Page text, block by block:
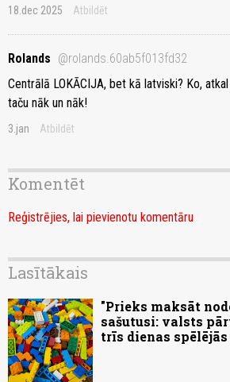
18.dec 2025 Atbildēt
Rolands @rolands.60ab5f013fd32
Centrālā LOKĀCIJA, bet kā latviski? Ko,
taču nāk un nāk!
3.jan Atbildēt
Komentēt
Reģistrējies, lai pievienotu komentāru
Lasītākais
"Prieks maksāt
sašutusi: valsts
trīs dienas spēlējās